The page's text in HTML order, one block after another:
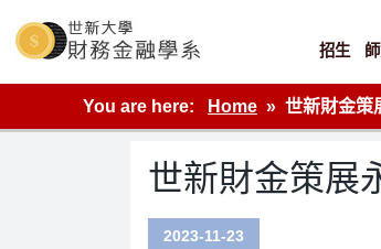
content
世新大學財金系網站
招生
You are here: Home 世新財金策
世新財金策展
2023-11-23